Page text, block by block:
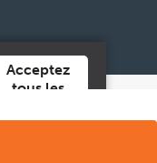
personnelles
Acceptez
tous les